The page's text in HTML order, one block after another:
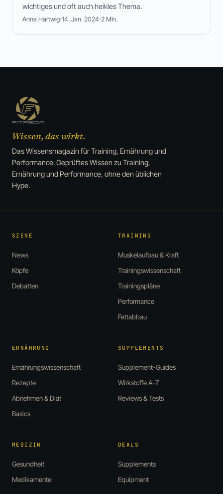
wichtiges und oft auch heikles Thema.
Anna Hartwig 14. Jan. 2024 2 Min.
Wissen, das wirkt.
Das Wissensmagazin für Training, Ernährung und
Performance. Geprüftes Wissen zu Training,
Ernährung und Performance, ohne den üblichen
Hype.
SZENE
News
Köpfe
Debatten
TRAINING
Muskelaufbau & Kraft
Trainingswissenschaft
Trainingspläne
Performance
Fettabbau
ERNÄHRUNG
Ernährungswissenschaft
Rezepte
Abnehmen & Diät
Basics
SUPPLEMENTS
Supplement-Guides
Wirkstoffe A-Z
Reviews & Tests
MEDIZIN
Gesundheit
Medikamente
DEALS
Supplements
Equipment